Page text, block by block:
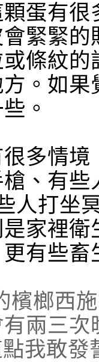
蛋有
緊緊
條紋
。如
。
多情
、有
人打坐
家裡
有些
檳榔西
兩三
我敢發